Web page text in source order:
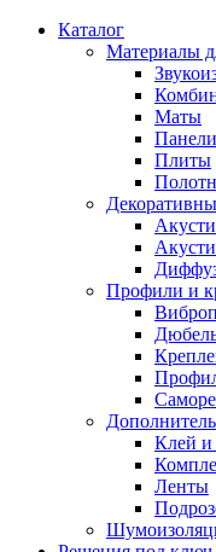
Каталог
Материалы
Маты
Панели
Плиты
Профили и
Клей и
Ленты